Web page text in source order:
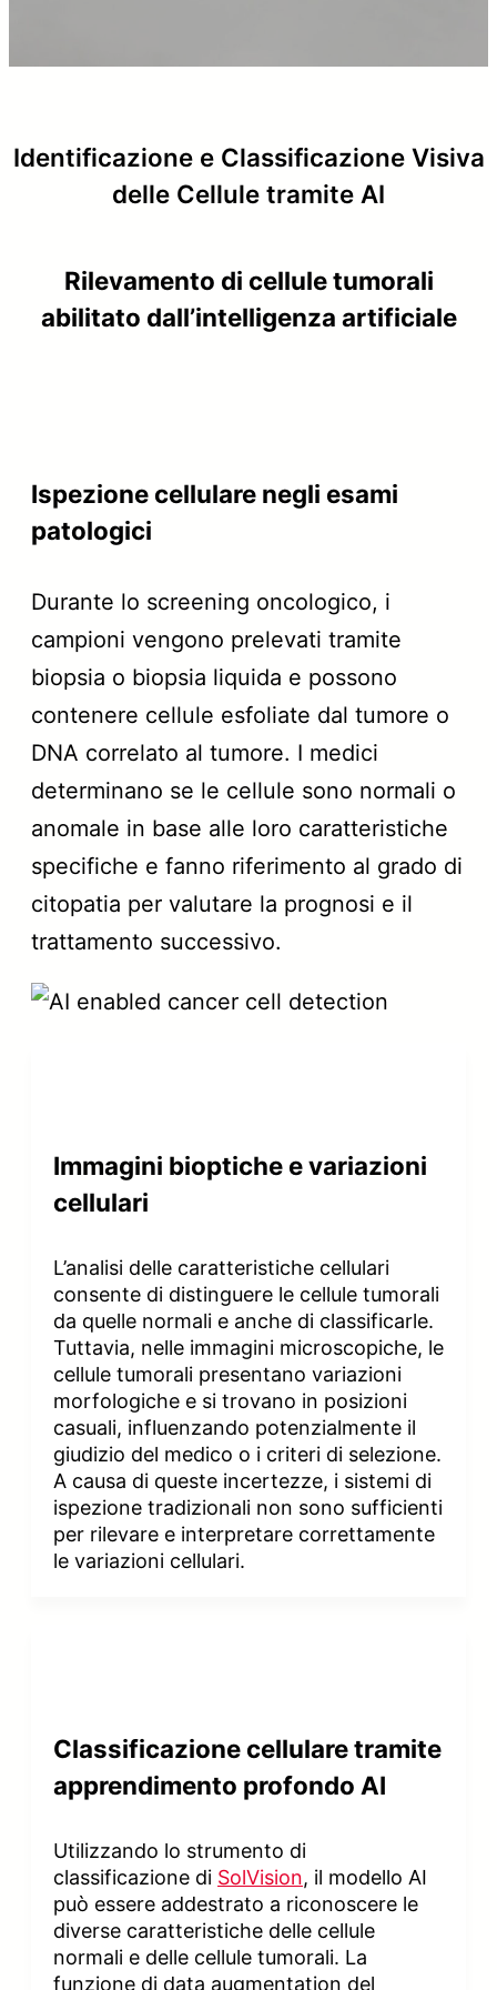
Identificazione e Classificazione Visiva
delle Cellule tramite AI
Rilevamento di cellule tumorali
abilitato dall’intelligenza artificiale
Ispezione cellulare negli esami
patologici
Durante lo screening oncologico, i
campioni vengono prelevati tramite
biopsia o biopsia liquida e possono
contenere cellule esfoliate dal tumore o
DNA correlato al tumore. I medici
determinano se le cellule sono normali o
anomale in base alle loro caratteristiche
specifiche e fanno riferimento al grado di
citopatia per valutare la prognosi e il
trattamento successivo.
Immagini bioptiche e variazioni
cellulari
L’analisi delle caratteristiche cellulari
consente di distinguere le cellule tumorali
da quelle normali e anche di classificarle.
Tuttavia, nelle immagini microscopiche, le
cellule tumorali presentano variazioni
morfologiche e si trovano in posizioni
casuali, influenzando potenzialmente il
giudizio del medico o i criteri di selezione.
A causa di queste incertezze, i sistemi di
ispezione tradizionali non sono sufficienti
per rilevare e interpretare correttamente
le variazioni cellulari.
Classificazione cellulare tramite
apprendimento profondo AI
Utilizzando lo strumento di
classificazione di SolVision, il modello AI
può essere addestrato a riconoscere le
diverse caratteristiche delle cellule
normali e delle cellule tumorali. La
funzione di data augmentation del